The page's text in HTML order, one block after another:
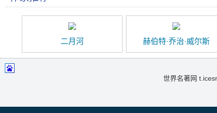
二月河 赫伯特·乔治·威尔斯
世界名著网